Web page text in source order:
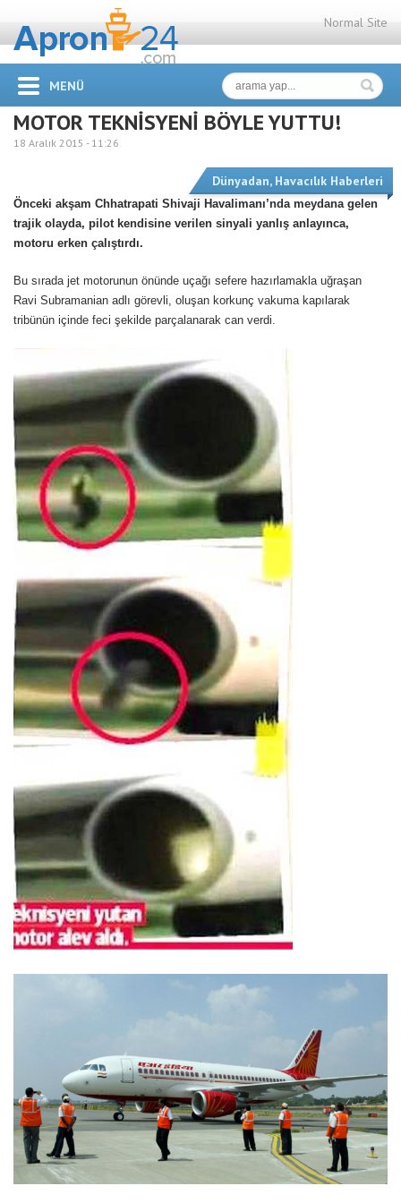
Normal Site
MENÜ
MOTOR TEKNİSYENİ BÖYLE YUTTU!
18 Aralık 2015 - 11:26
Dünyadan, Havacılık Haberleri
Önceki akşam Chhatrapati Shivaji Havalimanı’nda meydana gelen
trajik olayda, pilot kendisine verilen sinyali yanlış anlayınca,
motoru erken çalıştırdı.
Bu sırada jet motorunun önünde uçağı sefere hazırlamakla uğraşan
Ravi Subramanian adlı görevli, oluşan korkunç vakuma kapılarak
tribünün içinde feci şekilde parçalanarak can verdi.